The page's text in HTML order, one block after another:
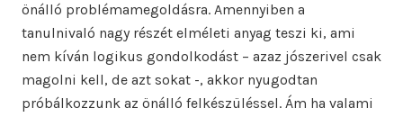
önálló problémamegoldásra. Amennyiben a
tanulnivaló nagy részét elméleti anyag teszi ki, ami
nem kíván logikus gondolkodást – azaz jószerivel csak
magolni kell, de azt sokat -, akkor nyugodtan
próbálkozzunk az önálló felkészüléssel. Ám ha valami